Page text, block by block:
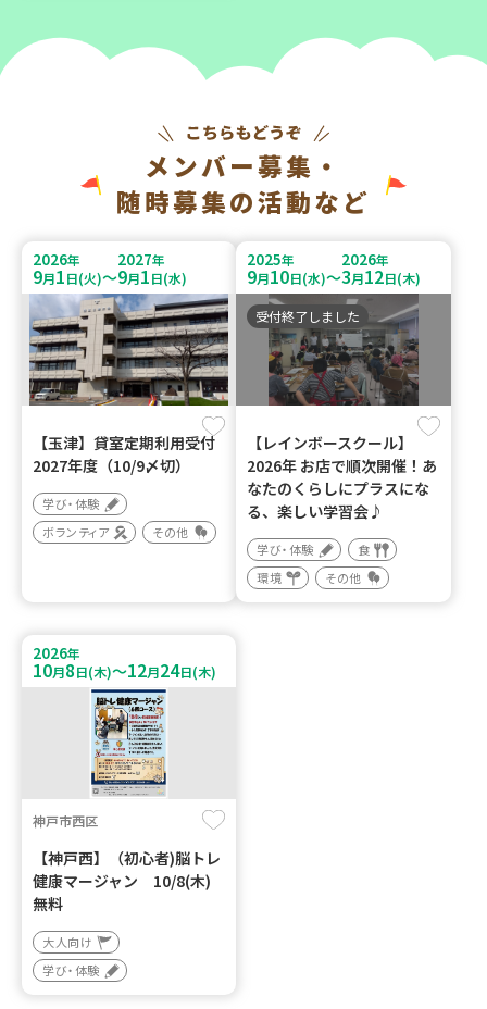
メンバー募集・
随時募集の活動など
2026年
9月1日(火)～
2027年
9月1日(水)
【玉津】貸室定期利用受付
2027年度（10/9〆切）
学び・体験
ボランティア
その他
2025年
9月10日(水)～
2026年
3月12日(木)
受付終了しました
【レインボースクール】
2026年 お店で順次開催！あ
なたのくらしにプラスにな
る、楽しい学習会♪
学び・体験
食
環境
その他
2026年
10月8日(木)～12月24日(木)
神戸市西区
【神戸西】（初心者)脳トレ
健康マージャン 10/8(木)
無料
大人向け
学び・体験